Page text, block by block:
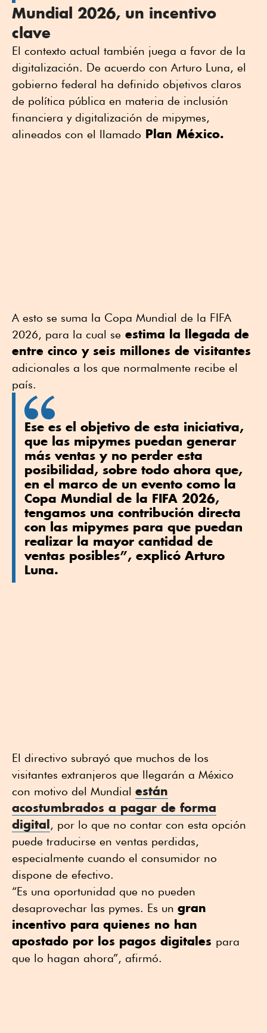
Mundial 2026, un incentivo
clave
El contexto actual también juega a favor de la
digitalización. De acuerdo con Arturo Luna, el
gobierno federal ha definido objetivos claros
de política pública en materia de inclusión
financiera y digitalización de mipymes,
alineados con el llamado Plan México.
A esto se suma la Copa Mundial de la FIFA
2026, para la cual se estima la llegada de
entre cinco y seis millones de visitantes
adicionales a los que normalmente recibe el
país.
Ese es el objetivo de esta iniciativa,
que las mipymes puedan generar
más ventas y no perder esta
posibilidad, sobre todo ahora que,
en el marco de un evento como la
Copa Mundial de la FIFA 2026,
tengamos una contribución directa
con las mipymes para que puedan
realizar la mayor cantidad de
ventas posibles”, explicó Arturo
Luna.
El directivo subrayó que muchos de los
visitantes extranjeros que llegarán a México
con motivo del Mundial están
acostumbrados a pagar de forma
digital , por lo que no contar con esta opción
puede traducirse en ventas perdidas,
especialmente cuando el consumidor no
dispone de efectivo.
“Es una oportunidad que no pueden
desaprovechar las pymes. Es un gran
incentivo para quienes no han
apostado por los pagos digitales para
que lo hagan ahora”, afirmó.